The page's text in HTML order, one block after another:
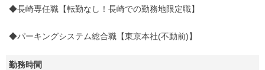
◆長崎専任職【転勤なし！長崎での勤務地限定職】
◆パーキングシステム総合職【東京本社(不動前)】
勤務時間